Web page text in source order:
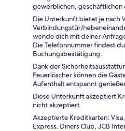
gewerblichen,
Die Unterkunft bietet je nach
Verbindungstür/
wende dich mit deiner
Die Telefonnummer findest
Buchungsbestätigung.
Dank der
Feuerlöscher können die
Aufenthalt entspannt
Diese Unterkunft akzeptiert
nicht akzeptiert.
Akzeptierte Kreditkarten:
Express, Diners Club, JCB